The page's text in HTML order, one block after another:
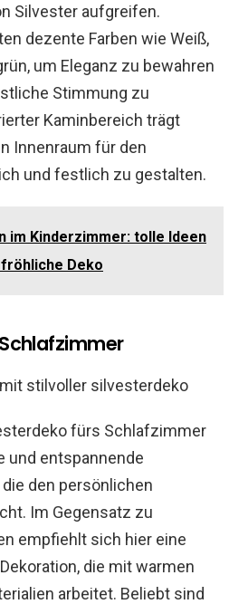
Silvester aufgreifen.
dezente Farben wie Weiß,
um Eleganz zu bewahren
Stimmung zu
Kaminbereich trägt
Innenraum für den
und festlich zu gestalten.
im Kinderzimmer: tolle Ideen
Deko
fürs Schlafzimmer
und entspannende
den persönlichen
Im Gegensatz zu
empfiehlt sich hier eine
die mit warmen
arbeitet. Beliebt sind